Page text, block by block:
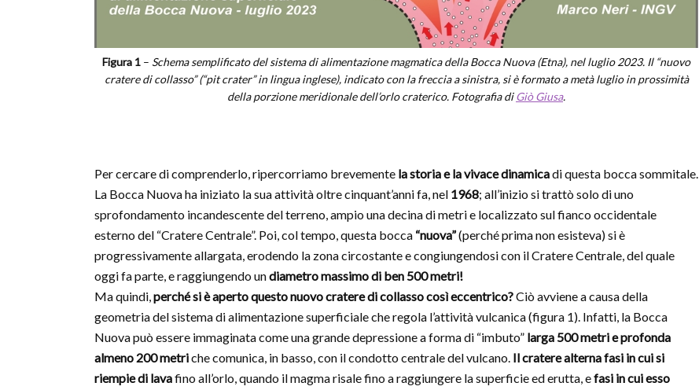
Figura 1 – Schema semplificato del sistema di alimentazione magmatica della Bocca Nuova (Etna), nel luglio 2023. Il “nuovo
cratere di collasso” (“pit crater” in lingua inglese), indicato con la freccia a sinistra, si è formato a metà luglio in prossimità
della porzione meridionale dell’orlo craterico. Fotografia diGiò Giusa.
Per cercare di comprenderlo, ripercorriamo brevemente la storia e la vivace dinamicadi questa bocca sommitale.
La Bocca Nuova ha iniziato la sua attività oltre cinquant’anni fa, nel 1968; all’inizio si trattò solo di uno
sprofondamento incandescente del terreno, ampio una decina di metri e localizzato sul fianco occidentale
esterno del “Cratere Centrale”. Poi, col tempo, questa bocca “nuova”(perché prima non esisteva) si è
progressivamente allargata, erodendo la zona circostante e congiungendosi con il Cratere Centrale, del quale
oggi fa parte, e raggiungendo undiametro massimo di ben 500 metri!
Ma quindi,perché si è aperto questo nuovo cratere di collasso così eccentrico?Ciò avviene a causa della
geometria del sistema di alimentazione superficiale che regola l’attività vulcanica (figura 1). Infatti, la Bocca
Nuova può essere immaginata come una grande depressione a forma di “imbuto” larga 500 metri e profonda
almeno 200 metriche comunica, in basso, con il condotto centrale del vulcano. Il cratere alterna fasi in cui si
riempie di lavafino all’orlo, quando il magma risale fino a raggiungere la superficie ed erutta, efasi in cui esso